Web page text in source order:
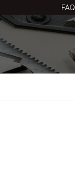
FAQ